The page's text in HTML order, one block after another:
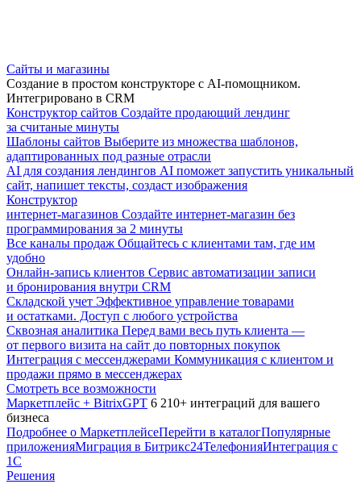
Сайты и магазины
Создание в простом конструкторе с AI-помощником.
Интегрировано в CRM
Конструктор сайтов Создайте продающий лендинг
за считаные минуты
Шаблоны сайтов Выберите из множества шаблонов,
адаптированных под разные отрасли
AI для создания лендингов AI поможет запустить уникальный
сайт, напишет тексты, создаст изображения
Конструктор
интернет-магазинов Создайте интернет-магазин без
программирования за 2 минуты
Все каналы продаж Общайтесь с клиентами там, где им
удобно
Онлайн-запись клиентов Сервис автоматизации записи
и бронирования внутри CRM
Складской учет Эффективное управление товарами
и остатками. Доступ с любого устройства
Сквозная аналитика Перед вами весь путь клиента —
от первого визита на сайт до повторных покупок
Интеграция с мессенджерами Коммуникация с клиентом и
продажи прямо в мессенджерах
Смотреть все возможности
Маркетплейс + BitrixGPT 6 210+ интеграций для вашего
бизнеса
Подробнее о МаркетплейсеПерейти в каталогПопулярные
приложенияМиграция в Битрикс24ТелефонияИнтеграция с
1С
Решения